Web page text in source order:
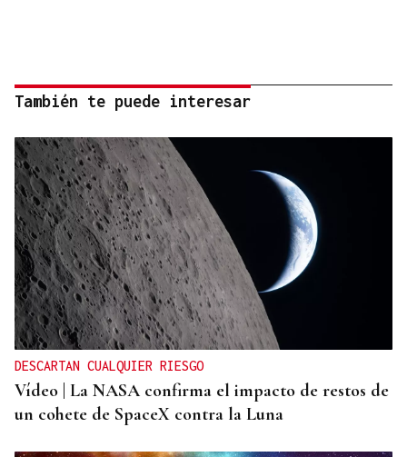
También te puede interesar
DESCARTAN CUALQUIER RIESGO
Vídeo | La NASA confirma el impacto de restos de
un cohete de SpaceX contra la Luna